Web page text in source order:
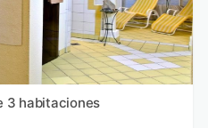
3 habitaciones